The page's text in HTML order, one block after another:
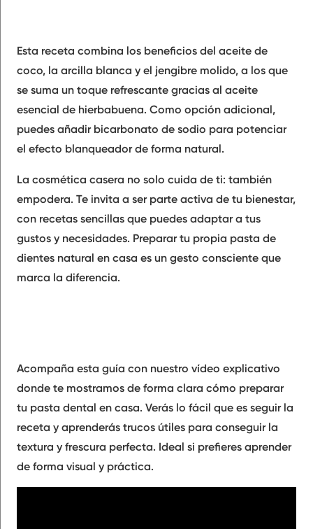
Esta receta combina los beneficios del aceite de
coco, la arcilla blanca y el jengibre molido, a los que
se suma un toque refrescante gracias al aceite
esencial de hierbabuena. Como opción adicional,
puedes añadir bicarbonato de sodio para potenciar
el efecto blanqueador de forma natural.
La cosmética casera no solo cuida de ti: también
empodera. Te invita a ser parte activa de tu bienestar,
con recetas sencillas que puedes adaptar a tus
gustos y necesidades. Preparar tu propia pasta de
dientes natural en casa es un gesto consciente que
marca la diferencia.
Acompaña esta guía con nuestro vídeo explicativo
donde te mostramos de forma clara cómo preparar
tu pasta dental en casa. Verás lo fácil que es seguir la
receta y aprenderás trucos útiles para conseguir la
textura y frescura perfecta. Ideal si prefieres aprender
de forma visual y práctica.